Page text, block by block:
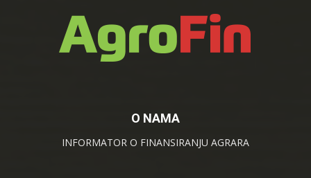
O NAMA
INFORMATOR O FINANSIRANJU AGRARA